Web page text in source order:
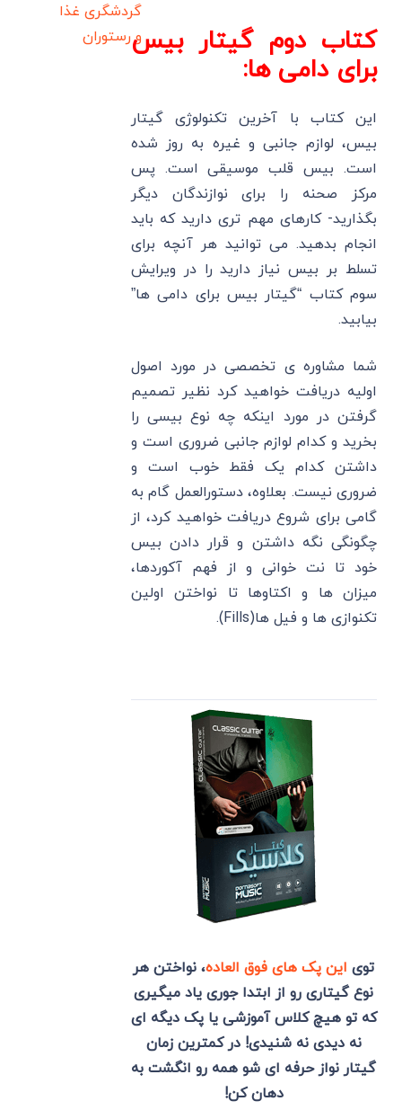
کتاب دوم گیتار بیس
برای دامی ها:
این کتاب با آخرین تکنولوژی گیتار
بیس، لوازم جانبی و غیره به روز شده
است. بیس قلب موسیقی است. پس
مرکز صحنه را برای نوازندگان دیگر
بگذارید- کارهای مهم تری دارید که باید
انجام بدهید. می توانید هر آنچه برای
تسلط بر بیس نیاز دارید را در ویرایش
سوم کتاب “گیتار بیس برای دامی ها”
بیابید.
شما مشاوره ی تخصصی در مورد اصول
اولیه دریافت خواهید کرد نظیر تصمیم
گرفتن در مورد اینکه چه نوع بیسی را
بخرید و کدام لوازم جانبی ضروری است و
داشتن کدام یک فقط خوب است و
ضروری نیست. بعلاوه، دستورالعمل گام به
گامی برای شروع دریافت خواهید کرد، از
چگونگی نگه داشتن و قرار دادن بیس
خود تا نت خوانی و از فهم آکوردها،
میزان ها و اکتاوها تا نواختن اولین
تکنوازی ها و فیل ها(Fills).
توی این پک های فوق العاده، نواختن هر
نوع گیتاری رو از ابتدا جوری یاد میگیری
که تو هیچ کلاس آموزشی یا پک دیگه ای
نه دیدی نه شنیدی! در کمترین زمان
گیتار نواز حرفه ای شو همه رو انگشت به
دهان کن!
گردشگری غذا
و رستوران